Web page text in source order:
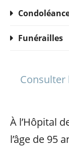
Funérailles
Consulter
À l’Hôpital
l’âge de 95